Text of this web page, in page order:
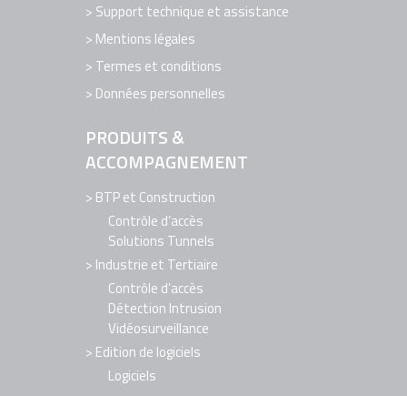
Support technique et assistance
Mentions légales
Termes et conditions
Données personnelles
PRODUITS &
ACCOMPAGNEMENT
BTP et Construction
Contrôle d’accès
Solutions Tunnels
Industrie et Tertiaire
Contrôle d’accès
Détection Intrusion
Vidéosurveillance
Edition de logiciels
Logiciels